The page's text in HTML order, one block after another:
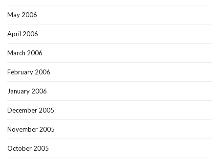
May 2006
April 2006
March 2006
February 2006
January 2006
December 2005
November 2005
October 2005